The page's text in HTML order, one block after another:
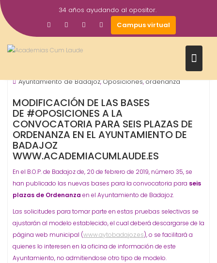
Saltar
al
contenido
34 años ayudando al opositor.
Campus virtual
Feb
2019
academiacumlaudeoposiciones
Ayuntamiento de Badajoz,Oposiciones,ordenanza
MODIFICACIÓN DE LAS BASES
DE #OPOSICIONES A LA
CONVOCATORIA PARA SEIS PLAZAS DE
ORDENANZA EN EL AYUNTAMIENTO DE
BADAJOZ
WWW.ACADEMIACUMLAUDE.ES
En el B.O.P. de Badajoz de, 20 de febrero de 2019, número 35, se
han publicado las nuevas bases para la convocatoria para seis
plazas de Ordenanza en el Ayuntamiento de Badajoz.
Las solicitudes para tomar parte en estas pruebas selectivas se
ajustarán al modelo establecido, el cual deberá descargarse de la
página web municipal (www.aytobadajoz.es), o se facilitará a
quienes lo interesen en la oficina de información de este
Ayuntamiento, no admitiendose otro tipo de modelo.